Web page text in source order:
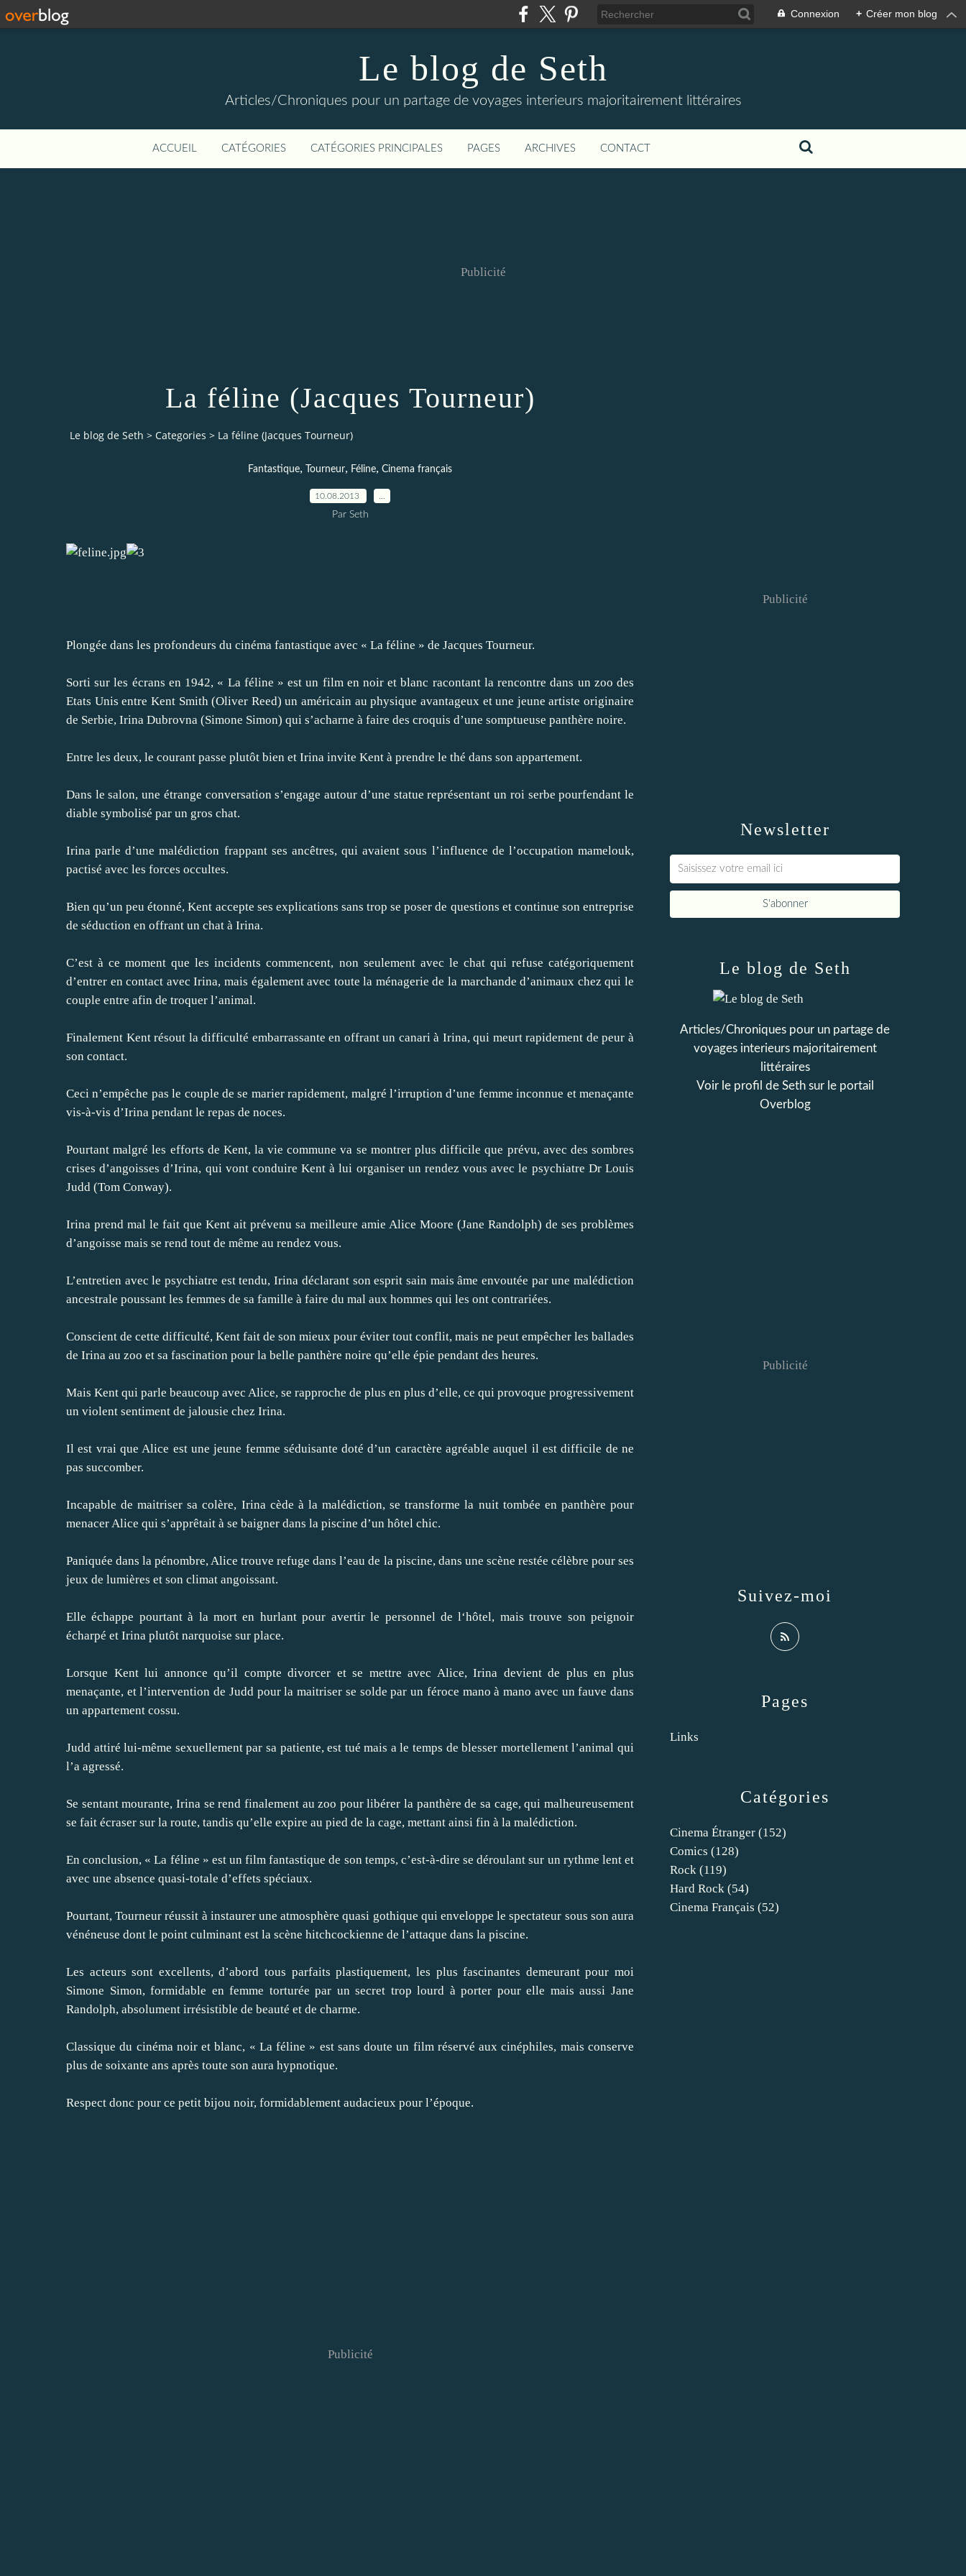
Connexion + Créer mon blog
Le blog de Seth
Articles/Chroniques pour un partage de voyages interieurs majoritairement littéraires
ACCUEIL CATÉGORIES CATÉGORIES PRINCIPALES PAGES ARCHIVES CONTACT
Publicité
La féline (Jacques Tourneur)
Le blog de Seth > Categories > La féline (Jacques Tourneur)
Fantastique, Tourneur, Féline, Cinema français
10.08.2013
Par Seth
Plongée dans les profondeurs du cinéma fantastique avec « La féline » de Jacques Tourneur.
Sorti sur les écrans en 1942, « La féline » est un film en noir et blanc racontant la rencontre dans un zoo des
Etats Unis entre Kent Smith (Oliver Reed) un américain au physique avantageux et une jeune artiste originaire
de Serbie, Irina Dubrovna (Simone Simon) qui s’acharne à faire des croquis d’une somptueuse panthère noire.
Entre les deux, le courant passe plutôt bien et Irina invite Kent à prendre le thé dans son appartement.
Dans le salon, une étrange conversation s’engage autour d’une statue représentant un roi serbe pourfendant le
diable symbolisé par un gros chat.
Irina parle d’une malédiction frappant ses ancêtres, qui avaient sous l’influence de l’occupation mamelouk,
pactisé avec les forces occultes.
Bien qu’un peu étonné, Kent accepte ses explications sans trop se poser de questions et continue son entreprise
de séduction en offrant un chat à Irina.
C’est à ce moment que les incidents commencent, non seulement avec le chat qui refuse catégoriquement
d’entrer en contact avec Irina, mais également avec toute la ménagerie de la marchande d’animaux chez qui le
couple entre afin de troquer l’animal.
Finalement Kent résout la difficulté embarrassante en offrant un canari à Irina, qui meurt rapidement de peur à
son contact.
Ceci n’empêche pas le couple de se marier rapidement, malgré l’irruption d’une femme inconnue et menaçante
vis-à-vis d’Irina pendant le repas de noces.
Pourtant malgré les efforts de Kent, la vie commune va se montrer plus difficile que prévu, avec des sombres
crises d’angoisses d’Irina, qui vont conduire Kent à lui organiser un rendez vous avec le psychiatre Dr Louis
Judd (Tom Conway).
Irina prend mal le fait que Kent ait prévenu sa meilleure amie Alice Moore (Jane Randolph) de ses problèmes
d’angoisse mais se rend tout de même au rendez vous.
L’entretien avec le psychiatre est tendu, Irina déclarant son esprit sain mais âme envoutée par une malédiction
ancestrale poussant les femmes de sa famille à faire du mal aux hommes qui les ont contrariées.
Conscient de cette difficulté, Kent fait de son mieux pour éviter tout conflit, mais ne peut empêcher les ballades
de Irina au zoo et sa fascination pour la belle panthère noire qu’elle épie pendant des heures.
Mais Kent qui parle beaucoup avec Alice, se rapproche de plus en plus d’elle, ce qui provoque progressivement
un violent sentiment de jalousie chez Irina.
Il est vrai que Alice est une jeune femme séduisante doté d’un caractère agréable auquel il est difficile de ne
pas succomber.
Incapable de maitriser sa colère, Irina cède à la malédiction, se transforme la nuit tombée en panthère pour
menacer Alice qui s’apprêtait à se baigner dans la piscine d’un hôtel chic.
Paniquée dans la pénombre, Alice trouve refuge dans l’eau de la piscine, dans une scène restée célèbre pour ses
jeux de lumières et son climat angoissant.
Elle échappe pourtant à la mort en hurlant pour avertir le personnel de l‘hôtel, mais trouve son peignoir
écharpé et Irina plutôt narquoise sur place.
Lorsque Kent lui annonce qu’il compte divorcer et se mettre avec Alice, Irina devient de plus en plus
menaçante, et l’intervention de Judd pour la maitriser se solde par un féroce mano à mano avec un fauve dans
un appartement cossu.
Judd attiré lui-même sexuellement par sa patiente, est tué mais a le temps de blesser mortellement l’animal qui
l’a agressé.
Se sentant mourante, Irina se rend finalement au zoo pour libérer la panthère de sa cage, qui malheureusement
se fait écraser sur la route, tandis qu’elle expire au pied de la cage, mettant ainsi fin à la malédiction.
En conclusion, « La féline » est un film fantastique de son temps, c’est-à-dire se déroulant sur un rythme lent et
avec une absence quasi-totale d’effets spéciaux.
Pourtant, Tourneur réussit à instaurer une atmosphère quasi gothique qui enveloppe le spectateur sous son aura
vénéneuse dont le point culminant est la scène hitchcockienne de l’attaque dans la piscine.
Les acteurs sont excellents, d’abord tous parfaits plastiquement, les plus fascinantes demeurant pour moi
Simone Simon, formidable en femme torturée par un secret trop lourd à porter pour elle mais aussi Jane
Randolph, absolument irrésistible de beauté et de charme.
Classique du cinéma noir et blanc, « La féline » est sans doute un film réservé aux cinéphiles, mais conserve
plus de soixante ans après toute son aura hypnotique.
Respect donc pour ce petit bijou noir, formidablement audacieux pour l’époque.
Publicité
Newsletter
Publicité
Catégories
Cinema Étranger (152)
Comics (128)
Rock (119)
Hard Rock (54)
Cinema Français (52)
Pages
Links
Le blog de Seth
Articles/Chroniques pour un partage de
voyages interieurs majoritairement
littéraires
Voir le profil de Sethsur le portail
Overblog
Suivez-moi
Publicité